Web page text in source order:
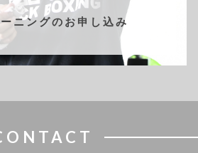
ニングのお申し込み